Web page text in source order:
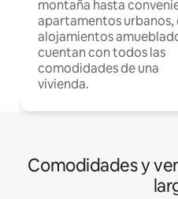
montaña hasta
apartamentos urbanos,
alojamientos
cuentan con todos las
comodidades de una
vivienda.
Comodidades y